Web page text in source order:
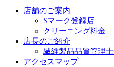
店舗のご案内
Sマーク登録店
クリーニング料金
店長のご紹介
繊維製品品質管理士
アクセスマップ